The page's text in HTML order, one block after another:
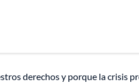
derechos y porque la crisis